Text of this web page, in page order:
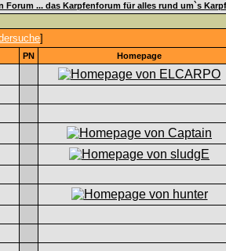
Forum ... das Karpfenforum für alles rund um`s
]
PN Homepage